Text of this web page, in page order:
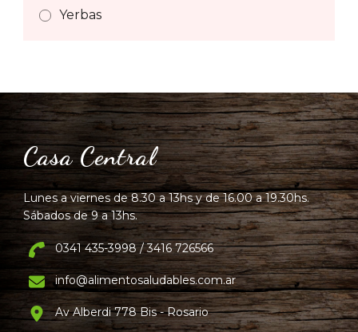
Yerbas
Casa Central
Lunes a viernes de 8.30 a 13hs y de 16.00 a 19.30hs.
Sábados de 9 a 13hs.
0341 435-3998 / 3416 726566
info@alimentosaludables.com.ar
Av Alberdi 778 Bis - Rosario